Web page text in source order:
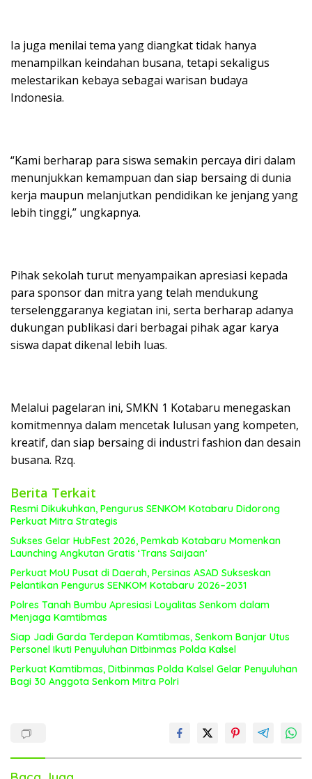
Ia juga menilai tema yang diangkat tidak hanya
menampilkan keindahan busana, tetapi sekaligus
melestarikan kebaya sebagai warisan budaya
Indonesia.
“Kami berharap para siswa semakin percaya diri dalam
menunjukkan kemampuan dan siap bersaing di dunia
kerja maupun melanjutkan pendidikan ke jenjang yang
lebih tinggi,” ungkapnya.
Pihak sekolah turut menyampaikan apresiasi kepada
para sponsor dan mitra yang telah mendukung
terselenggaranya kegiatan ini, serta berharap adanya
dukungan publikasi dari berbagai pihak agar karya
siswa dapat dikenal lebih luas.
Melalui pagelaran ini, SMKN 1 Kotabaru menegaskan
komitmennya dalam mencetak lulusan yang kompeten,
kreatif, dan siap bersaing di industri fashion dan desain
busana. Rzq.
Berita Terkait
Resmi Dikukuhkan, Pengurus SENKOM Kotabaru Didorong
Perkuat Mitra Strategis
Sukses Gelar HubFest 2026, Pemkab Kotabaru Momenkan
Launching Angkutan Gratis ‘Trans Saijaan’
Perkuat MoU Pusat di Daerah, Persinas ASAD Sukseskan
Pelantikan Pengurus SENKOM Kotabaru 2026–2031
Polres Tanah Bumbu Apresiasi Loyalitas Senkom dalam
Menjaga Kamtibmas
Siap Jadi Garda Terdepan Kamtibmas, Senkom Banjar Utus
Personel Ikuti Penyuluhan Ditbinmas Polda Kalsel
Perkuat Kamtibmas, Ditbinmas Polda Kalsel Gelar Penyuluhan
Bagi 30 Anggota Senkom Mitra Polri